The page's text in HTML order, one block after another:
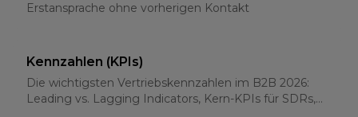
Erstansprache ohne vorherigen Kontakt
Kennzahlen (KPIs)
Die wichtigsten Vertriebskennzahlen im B2B 2026:
Leading vs. Lagging Indicators, Kern-KPIs für SDRs,